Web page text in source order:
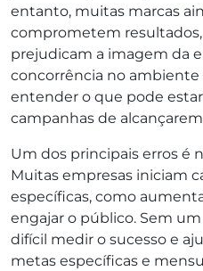
entanto, muitas marcas
comprometem
prejudicam a imagem da
concorrência no ambiente
entender o que pode
campanhas de
Um dos principais erros é
Muitas empresas iniciam
específicas, como
engajar o público. Sem
difícil medir o sucesso e
metas específicas e